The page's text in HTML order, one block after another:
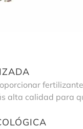
alta calidad para